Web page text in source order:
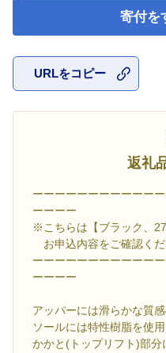
寄付を
URLをコピー
返礼
ーーーーーーーーーーー
ーーーー
※こちらは【ブラック、
お申込内容をご確認くだ
ーーーーーーーーーーー
ーーーー
アッパーには滑らかな質感
ソールには特性樹脂を使
かかと(トップリフト)部分